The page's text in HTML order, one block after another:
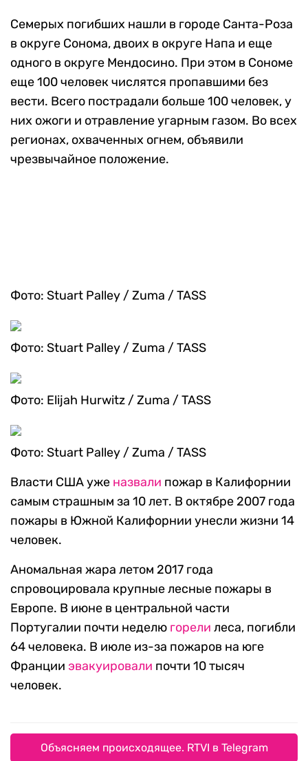
Семерых погибших нашли в городе Санта-Роза
в округе Сонома, двоих в округе Напа и еще
одного в округе Мендосино. При этом в Сономе
еще 100 человек числятся пропавшими без
вести. Всего пострадали больше 100 человек, у
них ожоги и отравление угарным газом. Во всех
регионах, охваченных огнем, объявили
чрезвычайное положение.
Фото: Stuart Palley / Zuma / TASS
Фото: Stuart Palley / Zuma / TASS
Фото: Elijah Hurwitz / Zuma / TASS
Фото: Stuart Palley / Zuma / TASS
Власти США уже назвали пожар в Калифорнии
самым страшным за 10 лет. В октябре 2007 года
пожары в Южной Калифорнии унесли жизни 14
человек.
Аномальная жара летом 2017 года
спровоцировала крупные лесные пожары в
Европе. В июне в центральной части
Португалии почти неделю горели леса, погибли
64 человека. В июле из-за пожаров на юге
Франции эвакуировали почти 10 тысяч
человек.
Объясняем происходящее. RTVI в Telegram